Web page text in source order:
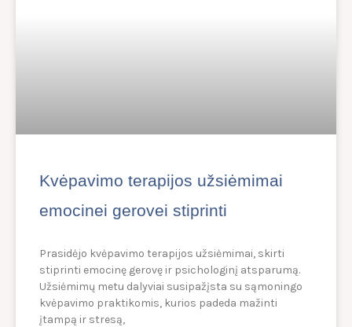
Kvėpavimo terapijos užsiėmimai
emocinei gerovei stiprinti
Prasidėjo kvėpavimo terapijos užsiėmimai, skirti
stiprinti emocinę gerovę ir psichologinį atsparumą.
Užsiėmimų metu dalyviai susipažįsta su sąmoningo
kvėpavimo praktikomis, kurios padeda mažinti
įtampą ir stresą,